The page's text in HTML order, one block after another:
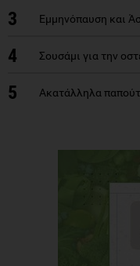
3 Εμμηνόπαυση και
4 Σουσάμι για την
5 Ακατάλληλα